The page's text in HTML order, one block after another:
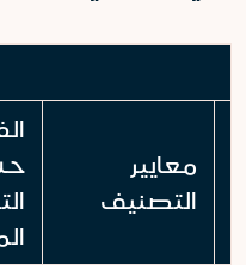
معايير
التصنيف